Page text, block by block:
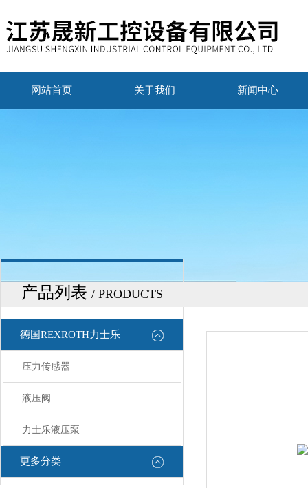
网站首页 关于我们 新闻中心
产品列表 / PRODUCTS
德国REXROTH力士乐
压力传感器
液压阀
力士乐液压泵
更多分类